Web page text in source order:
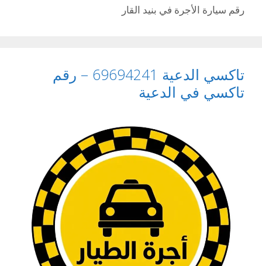
رقم سيارة الأجرة في بنيد القار
تاكسي الدعية 69694241 – رقم
تاكسي في الدعية